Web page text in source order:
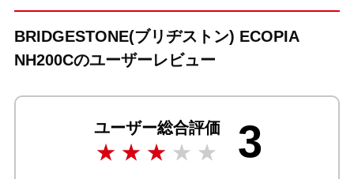
BRIDGESTONE(ブリヂストン) ECOPIA
NH200Cのユーザーレビュー
ユーザー総合評価 3